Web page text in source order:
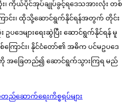
၊ ကိုယ်ပိုင်အုပ်ချုပ်ခွင့်ရဒေသအားလုံး တစ်
ြောင်း၊ ထိုသို့ဆောင်ရွက်နိုင်ရန်အတွက် တိုင်း
ဥပဒေများရေးဆွဲပြီး ဆောင်ရွက်နိုင်ရန် မူ
စ်ကြောင်း၊ နိုင်ငံတော်၏ အဓိက ပင်မဥပဒေ
ကို အခြေတည်၍ ဆောင်ရွက်သွားကြရ မည်
ဆောက်‌ရေးကိစ္စရပ်များ